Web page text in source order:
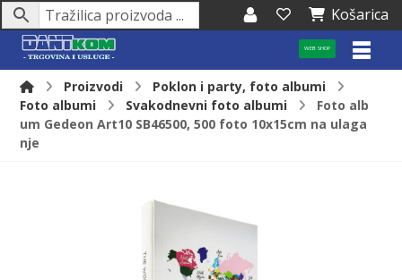
Košarica
WEB SHOP
Proizvodi
Poklon i party, foto albumi
Foto albumi
Svakodnevni foto albumi
Foto alb
um Gedeon Art10 SB46500, 500 foto 10x15cm na ulaga
nje